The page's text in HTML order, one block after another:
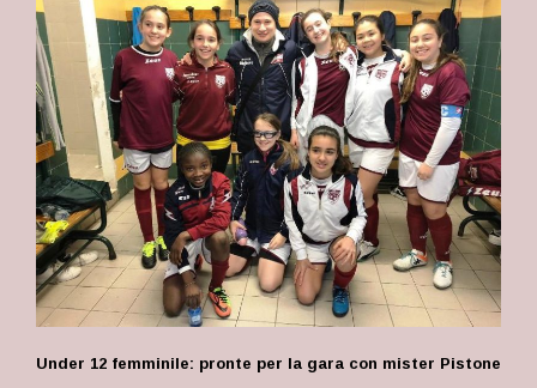
Under 12 femminile: pronte per la gara con mister Pistone